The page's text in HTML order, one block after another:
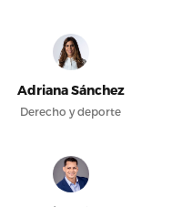
Adriana Sánchez
Derecho y deporte